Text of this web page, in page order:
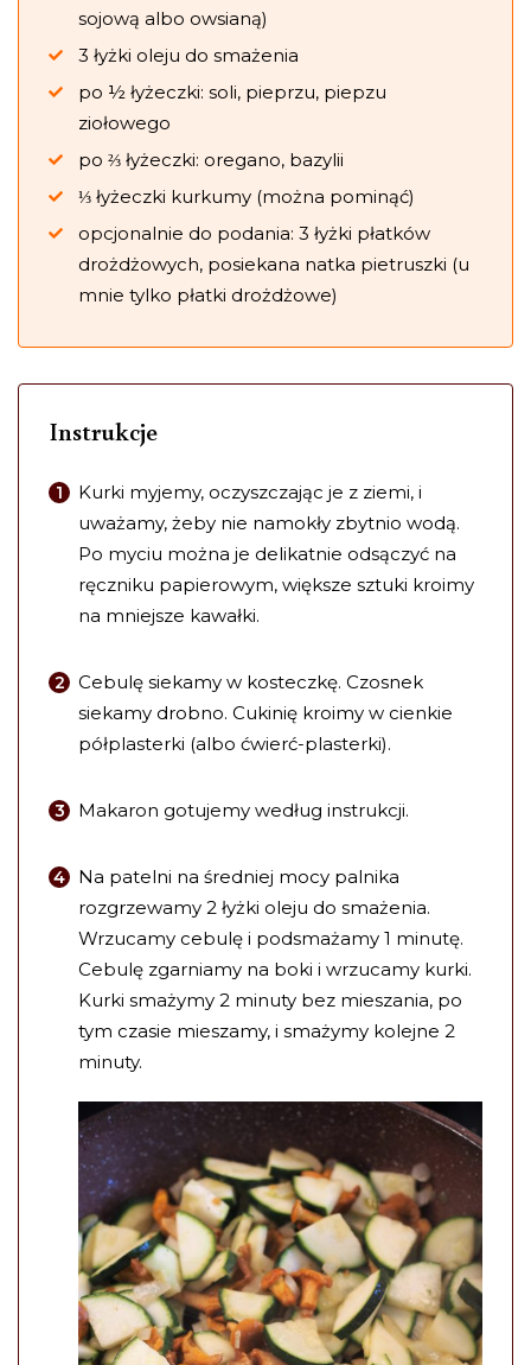
sojową albo owsianą)
3 łyżki oleju do smażenia
po ½ łyżeczki: soli, pieprzu, piepzu
ziołowego
po ⅔ łyżeczki: oregano, bazylii
⅓ łyżeczki kurkumy (można pominąć)
opcjonalnie do podania: 3 łyżki płatków
drożdżowych, posiekana natka pietruszki (u
mnie tylko płatki drożdżowe)
Instrukcje
Kurki myjemy, oczyszczając je z ziemi, i
uważamy, żeby nie namokły zbytnio wodą.
Po myciu można je delikatnie odsączyć na
ręczniku papierowym, większe sztuki kroimy
na mniejsze kawałki.
Cebulę siekamy w kosteczkę. Czosnek
siekamy drobno. Cukinię kroimy w cienkie
półplasterki (albo ćwierć-plasterki).
Makaron gotujemy według instrukcji.
Na patelni na średniej mocy palnika
rozgrzewamy 2 łyżki oleju do smażenia.
Wrzucamy cebulę i podsmażamy 1 minutę.
Cebulę zgarniamy na boki i wrzucamy kurki.
Kurki smażymy 2 minuty bez mieszania, po
tym czasie mieszamy, i smażymy kolejne 2
minuty.